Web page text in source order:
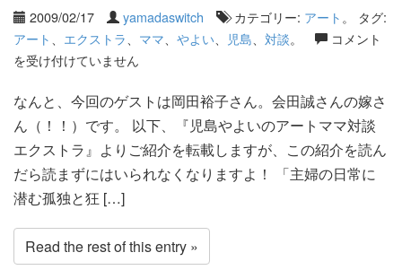
2009/02/17 yamadaswitch カテゴリー: アート 。 タグ:
アート
エクストラ ママ やよい 児島 対談。
コメント
を受け付けていません
なんと、今回のゲストは岡田裕子さん。会田誠さんの嫁さ
ん（！！）です。 以下、『児島やよいのアートママ対談
エクストラ』よりご紹介を転載しますが、この紹介を読ん
だら読まずにはいられなくなりますよ！ 「主婦の日常に
潜む孤独と狂 […]
Read the rest of this entry »